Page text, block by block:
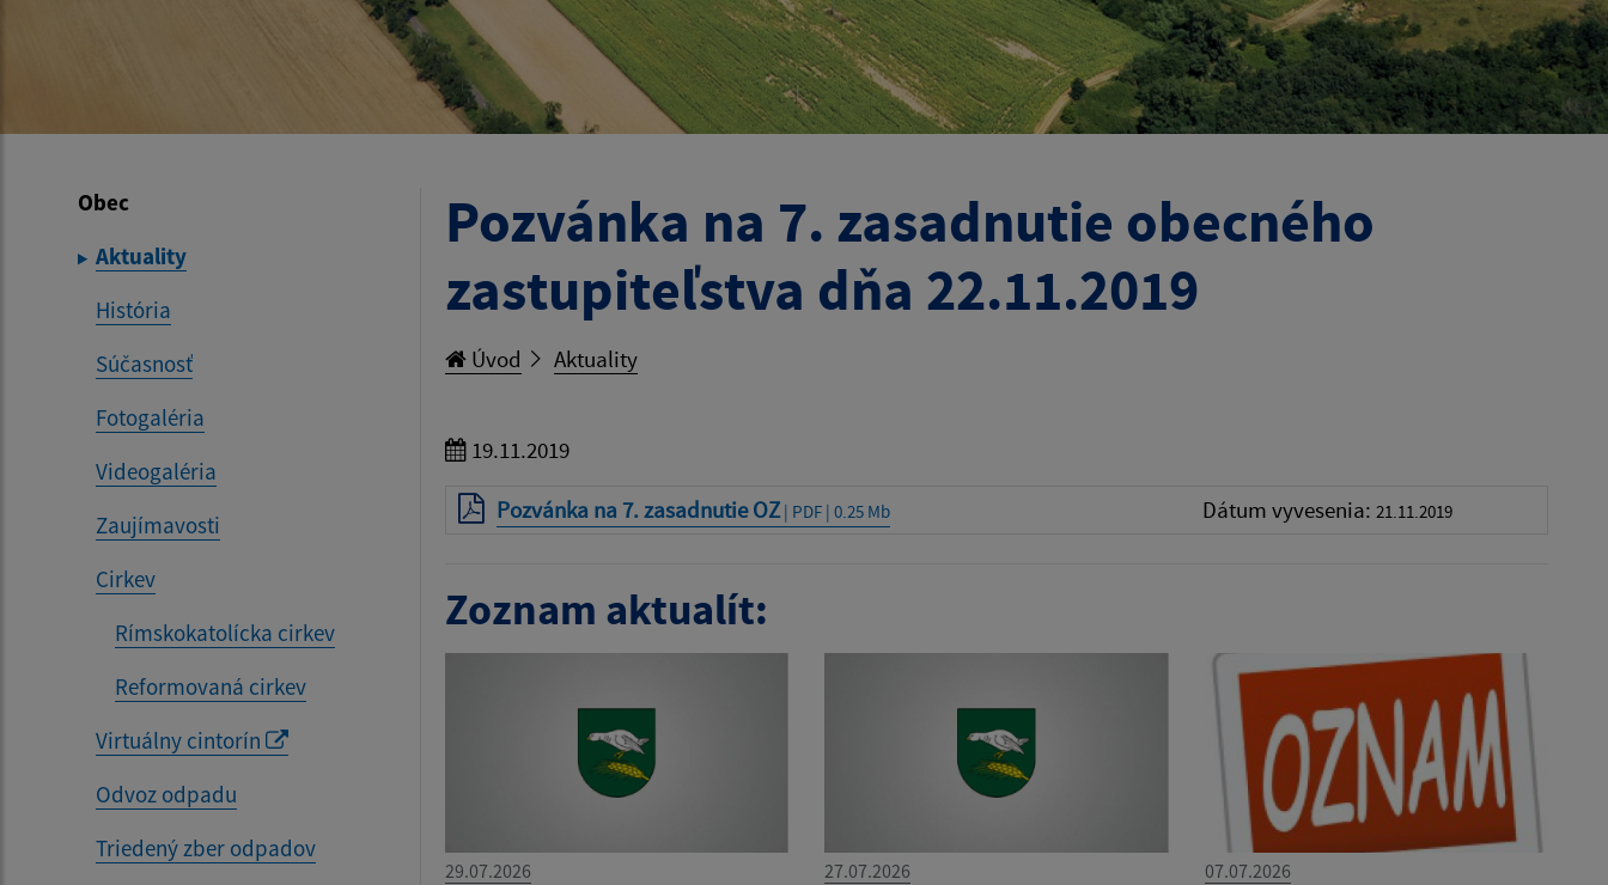
Obec
Aktuality
História
Súčasnosť
Fotogaléria
Videogaléria
Zaujímavosti
Cirkev
Rímskokatolícka cirkev
Reformovaná cirkev
Virtuálny cintorín
Odvoz odpadu
Triedený zber odpadov
Pozvánka na 7. zasadnutie obecného
zastupiteľstva dňa 22.11.2019
Úvod Aktuality
19.11.2019
Pozvánka na 7. zasadnutie OZ| PDF | 0.25 Mb Dátum vyvesenia: 21.11.2019
Zoznam aktualít:
29.07.2026 27.07.2026 07.07.2026